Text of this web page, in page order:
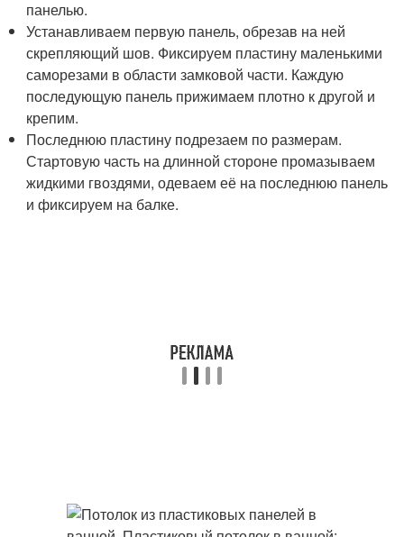
панелью.
Устанавливаем первую панель, обрезав на ней
скрепляющий шов. Фиксируем пластину маленькими
саморезами в области замковой части. Каждую
последующую панель прижимаем плотно к другой и
крепим.
Последнюю пластину подрезаем по размерам.
Стартовую часть на длинной стороне промазываем
жидкими гвоздями, одеваем её на последнюю панель
и фиксируем на балке.